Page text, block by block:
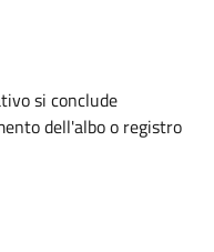
si conclude
dell'albo o registro